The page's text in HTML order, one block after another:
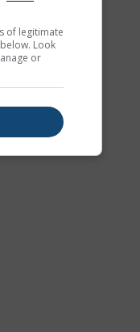
of legitimate
Look
or